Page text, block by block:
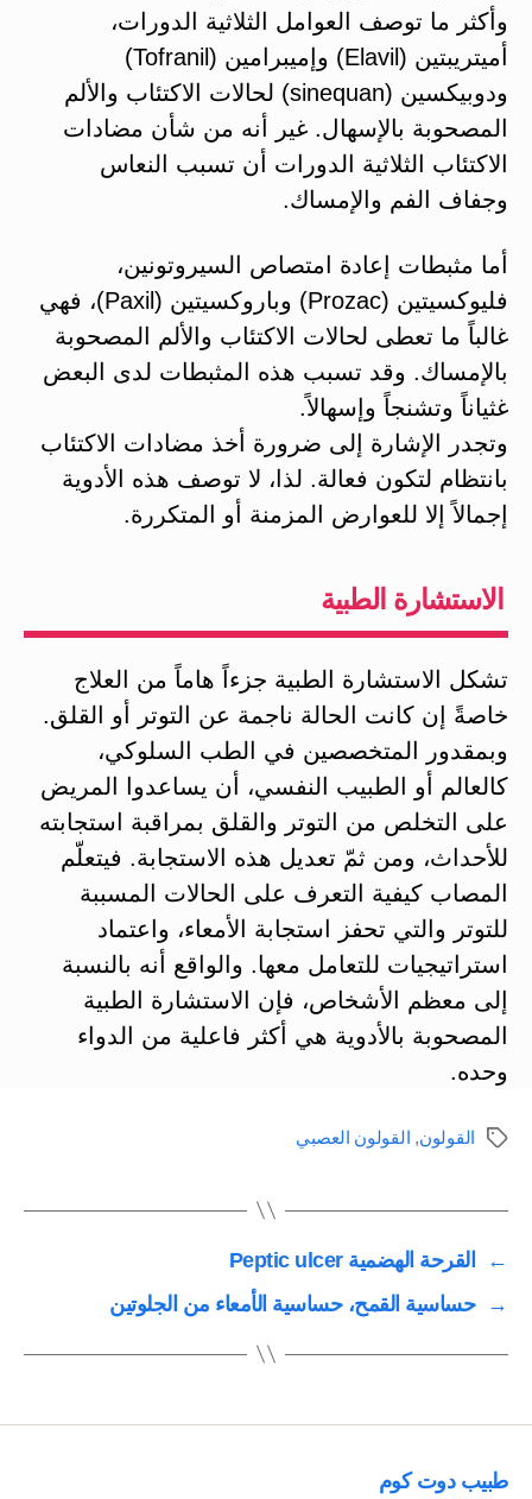
وأكثر ما توصف العوامل الثلاثية الدورات،
أميتريبتين (Elavil) وإميبرامين (Tofranil)
ودوبيكسين (sinequan) لحالات الاكتئاب والألم
المصحوبة بالإسهال. غير أنه من شأن مضادات
الاكتئاب الثلاثية الدورات أن تسبب النعاس
وجفاف الفم والإمساك.
أما مثبطات إعادة امتصاص السيروتونين،
فليوكسيتين (Prozac) وباروكسيتين (Paxil)، فهي
غالباً ما تعطى لحالات الاكتئاب والألم المصحوبة
بالإمساك. وقد تسبب هذه المثبطات لدى البعض
غثياناً وتشنجاً وإسهالاً.
وتجدر الإشارة إلى ضرورة أخذ مضادات الاكتئاب
بانتظام لتكون فعالة. لذا، لا توصف هذه الأدوية
إجمالاً إلا للعوارض المزمنة أو المتكررة.
الاستشارة الطبية
تشكل الاستشارة الطبية جزءاً هاماً من العلاج
خاصةً إن كانت الحالة ناجمة عن التوتر أو القلق.
وبمقدور المتخصصين في الطب السلوكي،
كالعالم أو الطبيب النفسي، أن يساعدوا المريض
على التخلص من التوتر والقلق بمراقبة استجابته
للأحداث، ومن ثمّ تعديل هذه الاستجابة. فيتعلّم
المصاب كيفية التعرف على الحالات المسببة
للتوتر والتي تحفز استجابة الأمعاء، واعتماد
استراتيجيات للتعامل معها. والواقع أنه بالنسبة
إلى معظم الأشخاص، فإن الاستشارة الطبية
المصحوبة بالأدوية هي أكثر فاعلية من الدواء
وحده.
الوسومالقولون, القولون العصبي
←
القرحة الهضمية Peptic ulcer
→
حساسية القمح، حساسية الأمعاء من الجلوتين
طبيب دوت كوم